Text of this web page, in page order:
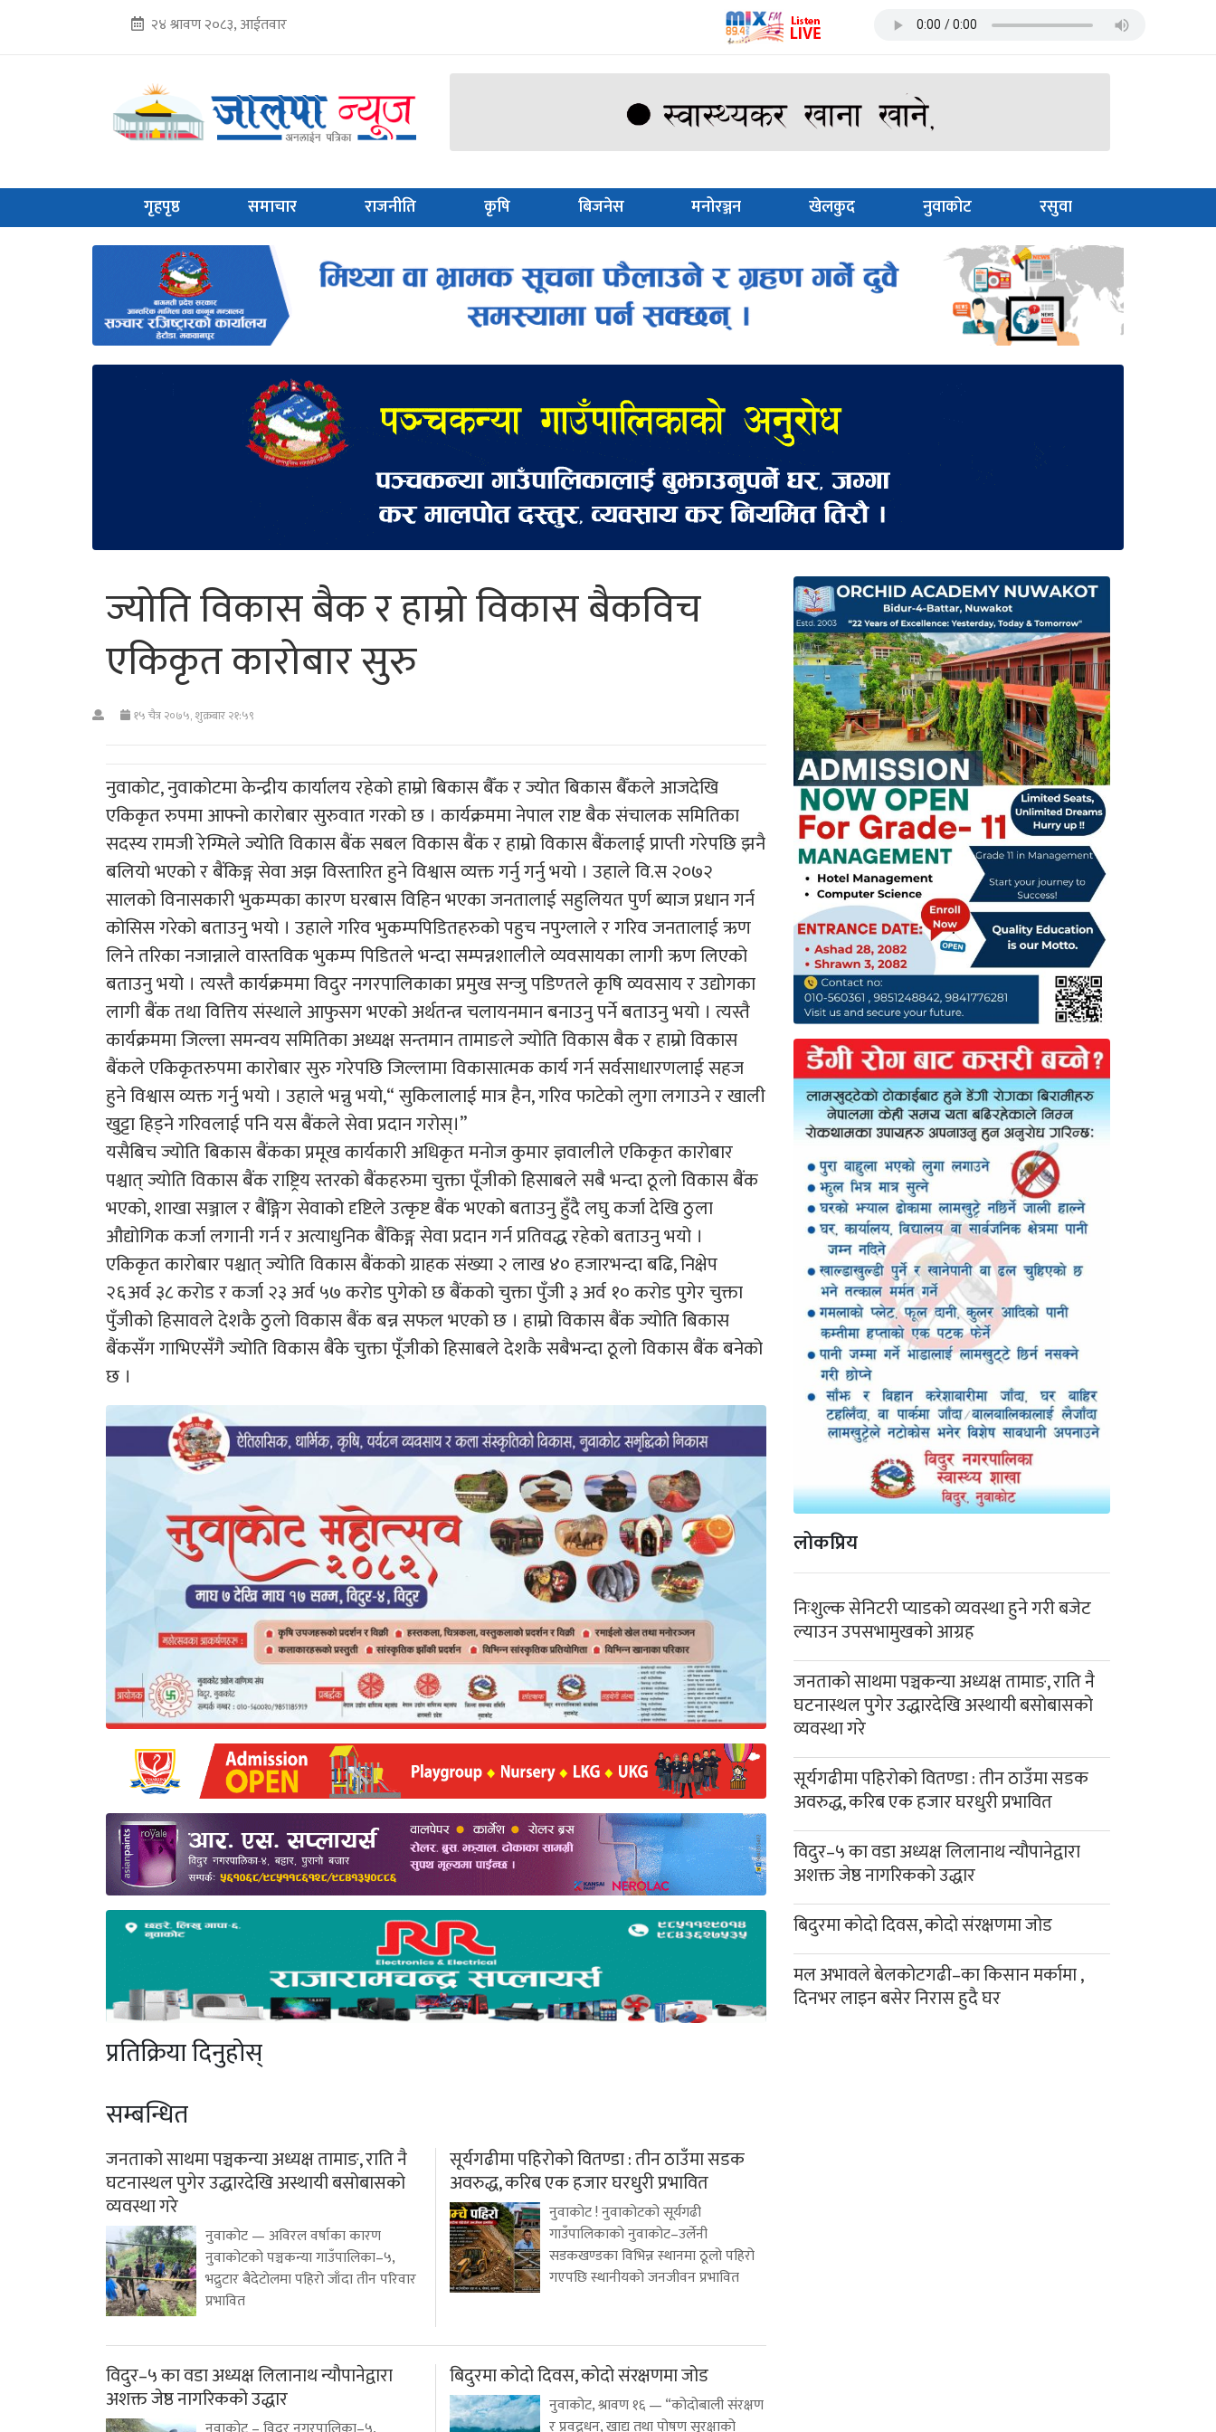
२४ श्रावण २०८३, आईतवार
गृहपृष्ठ समाचार राजनीति कृषि बिजनेस मनोरञ्जन खेलकुद नुवाकोट रसुवा
ज्योति विकास बैक र हाम्रो विकास बैकविच
एकिकृत कारोबार सुरु
१५ चैत्र २०७५, शुक्रबार २१:५९
नुवाकोट, नुवाकोटमा केन्द्रीय कार्यालय रहेको हाम्रो बिकास बैँक र ज्योत बिकास बैँकले आजदेखि
एकिकृत रुपमा आफ्नो कारोबार सुरुवात गरको छ । कार्यक्रममा नेपाल राष्ट बैक संचालक समितिका
सदस्य रामजी रेग्मिले ज्योति विकास बैंक सबल विकास बैंक र हाम्रो विकास बैंकलाई प्राप्ती गरेपछि झनै
बलियो भएको र बैंकिङ्ग सेवा अझ विस्तारित हुने विश्वास व्यक्त गर्नु गर्नु भयो । उहाले वि.स २०७२
सालको विनासकारी भुकम्पका कारण घरबास विहिन भएका जनतालाई सहुलियत पुर्ण ब्याज प्रधान गर्न
कोसिस गरेको बताउनु भयो । उहाले गरिव भुकम्पपिडितहरुको पहुच नपुग्लाले र गरिव जनतालाई ऋण
लिने तरिका नजान्नाले वास्तविक भुकम्प पिडितले भन्दा सम्पन्नशालीले व्यवसायका लागी ऋण लिएको
बताउनु भयो । त्यस्तै कार्यक्रममा विदुर नगरपालिकाका प्रमुख सन्जु पडिण्तले कृषि व्यवसाय र उद्योगका
लागी बैंक तथा वित्तिय संस्थाले आफुसग भएको अर्थतन्त्र चलायनमान बनाउनु पर्ने बताउनु भयो । त्यस्तै
कार्यक्रममा जिल्ला समन्वय समितिका अध्यक्ष सन्तमान तामाङले ज्योति विकास बैक र हाम्रो विकास
बैंकले एकिकृतरुपमा कारोबार सुरु गरेपछि जिल्लामा विकासात्मक कार्य गर्न सर्वसाधारणलाई सहज
हुने विश्वास व्यक्त गर्नु भयो । उहाले भन्नु भयो,“ सुकिलालाई मात्र हैन, गरिव फाटेको लुगा लगाउने र खाली
खुट्टा हिड्ने गरिवलाई पनि यस बैंकले सेवा प्रदान गरोस्।”
यसैबिच ज्योति बिकास बैंकका प्रमूख कार्यकारी अधिकृत मनोज कुमार ज्ञवालीले एकिकृत कारोबार
पश्चात् ज्योति विकास बैंक राष्ट्रिय स्तरको बैंकहरुमा चुक्ता पूँजीको हिसाबले सबै भन्दा ठूलो विकास बैंक
भएको, शाखा सञ्जाल र बैंङ्गिग सेवाको दृष्टिले उत्कृष्ट बैंक भएको बताउनु हुँदै लघु कर्जा देखि ठुला
औद्योगिक कर्जा लगानी गर्न र अत्याधुनिक बैंकिङ्ग सेवा प्रदान गर्न प्रतिवद्ध रहेको बताउनु भयो ।
एकिकृत कारोबार पश्चात् ज्योति विकास बैंकको ग्राहक संख्या २ लाख ४० हजारभन्दा बढि, निक्षेप
२६अर्व ३८ करोड र कर्जा २३ अर्व ५७ करोड पुगेको छ बैंकको चुक्ता पुँजी ३ अर्व १० करोड पुगेर चुक्ता
पुँजीको हिसावले देशकै ठुलो विकास बैंक बन्न सफल भएको छ । हाम्रो विकास बैंक ज्योति बिकास
बैंकसँग गाभिएसँगै ज्योति विकास बैंके चुक्ता पूँजीको हिसाबले देशकै सबैभन्दा ठूलो विकास बैंक बनेको
छ ।
प्रतिक्रिया दिनुहोस्
सम्बन्धित
जनताको साथमा पञ्चकन्या अध्यक्ष तामाङ, राति नै
घटनास्थल पुगेर उद्धारदेखि अस्थायी बसोबासको
व्यवस्था गरे
नुवाकोट — अविरल वर्षाका कारण
नुवाकोटको पञ्चकन्या गाउँपालिका–५,
भद्रुटार बैदेटोलमा पहिरो जाँदा तीन परिवार
प्रभावित
सूर्यगढीमा पहिरोको वितण्डा : तीन ठाउँमा सडक
अवरुद्ध, करिब एक हजार घरधुरी प्रभावित
नुवाकोट ! नुवाकोटको सूर्यगढी
गाउँपालिकाको नुवाकोट–उर्लेनी
सडकखण्डका विभिन्न स्थानमा ठूलो पहिरो
गएपछि स्थानीयको जनजीवन प्रभावित
विदुर–५ का वडा अध्यक्ष लिलानाथ न्यौपानेद्वारा
अशक्त जेष्ठ नागरिकको उद्धार
बिदुरमा कोदो दिवस, कोदो संरक्षणमा जोड
नुवाकोट, श्रावण १६ — “कोदोबाली संरक्षण
र प्रवद्र्धन, खाद्य तथा पोषण सुरक्षाको
लोकप्रिय
निःशुल्क सेनिटरी प्याडको व्यवस्था हुने गरी बजेट
ल्याउन उपसभामुखको आग्रह
जनताको साथमा पञ्चकन्या अध्यक्ष तामाङ, राति नै
घटनास्थल पुगेर उद्धारदेखि अस्थायी बसोबासको
व्यवस्था गरे
सूर्यगढीमा पहिरोको वितण्डा : तीन ठाउँमा सडक
अवरुद्ध, करिब एक हजार घरधुरी प्रभावित
विदुर–५ का वडा अध्यक्ष लिलानाथ न्यौपानेद्वारा
अशक्त जेष्ठ नागरिकको उद्धार
बिदुरमा कोदो दिवस, कोदो संरक्षणमा जोड
मल अभावले बेलकोटगढी–का किसान मर्कामा ,
दिनभर लाइन बसेर निरास हुदै घर